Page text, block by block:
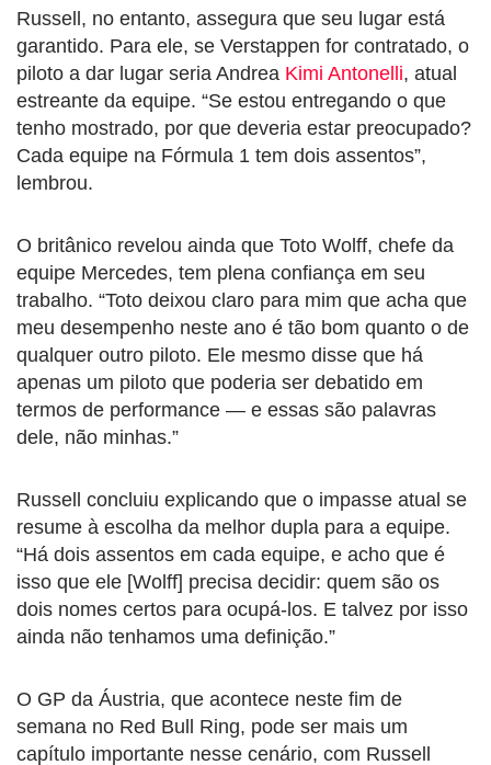
Russell, no entanto, assegura que seu lugar está
garantido. Para ele, se Verstappen for contratado, o
piloto a dar lugar seria Andrea Kimi Antonelli, atual
estreante da equipe. “Se estou entregando o que
tenho mostrado, por que deveria estar preocupado?
Cada equipe na Fórmula 1 tem dois assentos”,
lembrou.
O britânico revelou ainda que Toto Wolff, chefe da
equipe Mercedes, tem plena confiança em seu
trabalho. “Toto deixou claro para mim que acha que
meu desempenho neste ano é tão bom quanto o de
qualquer outro piloto. Ele mesmo disse que há
apenas um piloto que poderia ser debatido em
termos de performance — e essas são palavras
dele, não minhas.”
Russell concluiu explicando que o impasse atual se
resume à escolha da melhor dupla para a equipe.
“Há dois assentos em cada equipe, e acho que é
isso que ele [Wolff] precisa decidir: quem são os
dois nomes certos para ocupá-los. E talvez por isso
ainda não tenhamos uma definição.”
O GP da Áustria, que acontece neste fim de
semana no Red Bull Ring, pode ser mais um
capítulo importante nesse cenário, com Russell